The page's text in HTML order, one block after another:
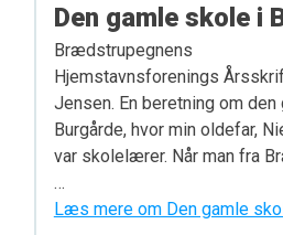
Den gamle skole i
Brædstrupegnens
Hjemstavnsforenings
Jensen. En beretning om
Burgårde, hvor min oldefar,
var skolelærer. Når man fra
…
Læs mere om Den gamle